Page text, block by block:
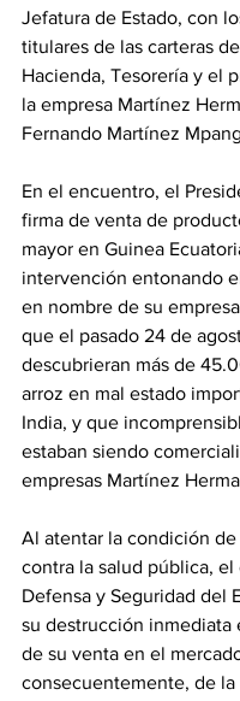
Jefatura de Estado, con
titulares de las carteras
Hacienda, Tesorería y el
la empresa Martínez
Fernando Martínez
En el encuentro, el
firma de venta de
mayor en Guinea
intervención entonando
en nombre de su
que el pasado 24 de
descubrieran más de
arroz en mal estado
India, y que
estaban siendo
empresas Martínez
Al atentar la condición
contra la salud pública, el
Defensa y Seguridad del
su destrucción inmediata
de su venta en el
consecuentemente, de la